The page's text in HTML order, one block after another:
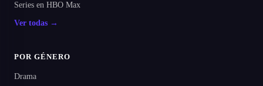
Series en HBO Max
Ver todas →
POR GÉNERO
Drama